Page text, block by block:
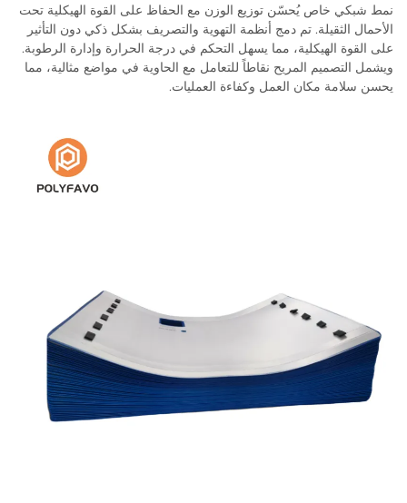
نمط شبكي خاص يُحسّن توزيع الوزن مع الحفاظ على القوة الهيكلية تحت
الأحمال الثقيلة. تم دمج أنظمة التهوية والتصريف بشكل ذكي دون التأثير
على القوة الهيكلية، مما يسهل التحكم في درجة الحرارة وإدارة الرطوبة.
ويشمل التصميم المريح نقاطاً للتعامل مع الحاوية في مواضع مثالية، مما
يحسن سلامة مكان العمل وكفاءة العمليات.